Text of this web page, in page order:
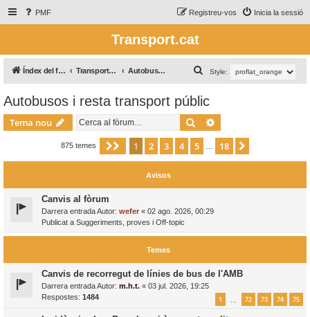
PMF Inicia la sessió
Registreu-vos
Transport.cat
Índex del fòrum Transport per carretera / Transporte por carretera Autobusos i resta transport públic Style:
e
r
c
Autobusos i resta transport públic
Tema nou Cerca
875 temes Pàgina de 18
1 2 3 4 5 18
Avisos
Canvis al fòrum
Darrera entrada Autor: wefer « 02 ago. 2026, 00:29
Publicat a Suggeriments, proves i Off-topic
Temes
Canvis de recorregut de línies de bus de l'AMB
Darrera entrada Autor: m.h.t. « 03 jul. 2026, 19:25
Respostes: 1484 1 72 73 74 75